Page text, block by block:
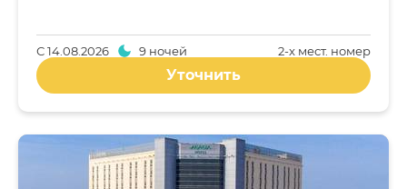
2-x мест. номер
С14.08.2026 9 ночей
Уточнить